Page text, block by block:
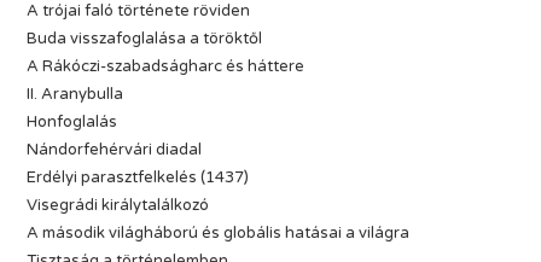
A trójai faló története röviden
Buda visszafoglalása a töröktől
A Rákóczi-szabadságharc és háttere
II. Aranybulla
Honfoglalás
Nándorfehérvári diadal
Erdélyi parasztfelkelés (1437)
Visegrádi királytalálkozó
A második világháború és globális hatásai a világra